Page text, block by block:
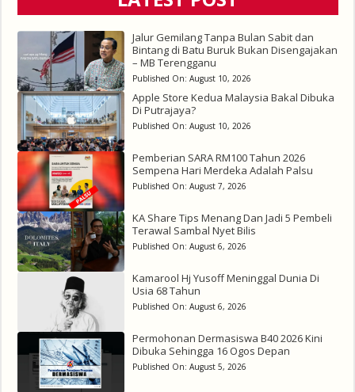
Jalur Gemilang Tanpa Bulan Sabit dan
Bintang di Batu Buruk Bukan Disengajakan
– MB Terengganu
Published On: August 10, 2026
Apple Store Kedua Malaysia Bakal Dibuka
Di Putrajaya?
Published On: August 10, 2026
Pemberian SARA RM100 Tahun 2026
Sempena Hari Merdeka Adalah Palsu
Published On: August 7, 2026
KA Share Tips Menang Dan Jadi 5 Pembeli
Terawal Sambal Nyet Bilis
Published On: August 6, 2026
Kamarool Hj Yusoff Meninggal Dunia Di
Usia 68 Tahun
Published On: August 6, 2026
Permohonan Dermasiswa B40 2026 Kini
Dibuka Sehingga 16 Ogos Depan
Published On: August 5, 2026